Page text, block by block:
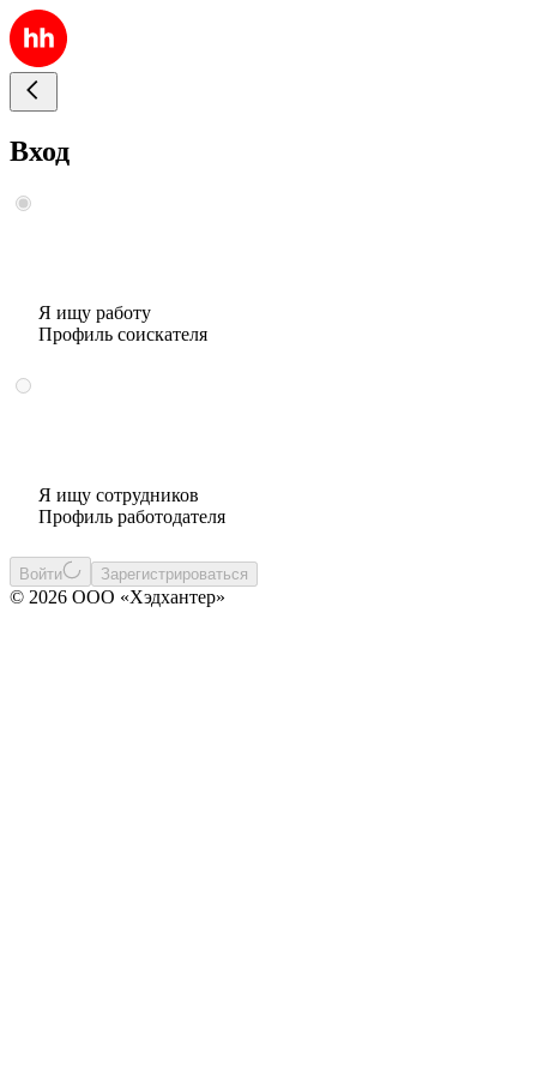
Вход
Я ищу работу
Профиль соискателя
Я ищу сотрудников
Профиль работодателя
Войти Зарегистрироваться
© 2026 ООО «Хэдхантер»